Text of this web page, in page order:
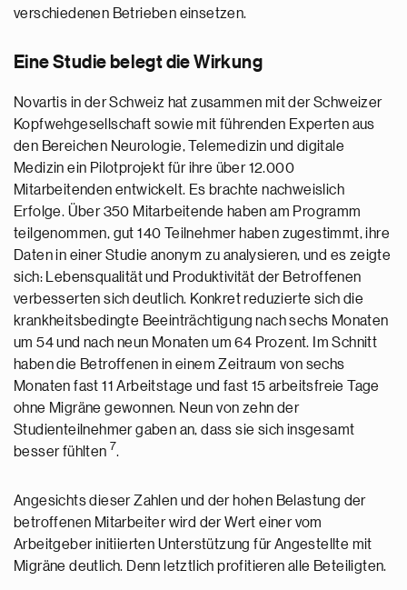
verschiedenen Betrieben einsetzen.
Eine Studie belegt die Wirkung
Novartis in der Schweiz hat zusammen mit der Schweizer
Kopfwehgesellschaft sowie mit führenden Experten aus
den Bereichen Neurologie, Telemedizin und digitale
Medizin ein Pilotprojekt für ihre über 12.000
Mitarbeitenden entwickelt. Es brachte nachweislich
Erfolge. Über 350 Mitarbeitende haben am Programm
teilgenommen, gut 140 Teilnehmer haben zugestimmt, ihre
Daten in einer Studie anonym zu analysieren, und es zeigte
sich: Lebensqualität und Produktivität der Betroffenen
verbesserten sich deutlich. Konkret reduzierte sich die
krankheitsbedingte Beeinträchtigung nach sechs Monaten
um 54 und nach neun Monaten um 64 Prozent. Im Schnitt
haben die Betroffenen in einem Zeitraum von sechs
Monaten fast 11 Arbeitstage und fast 15 arbeitsfreie Tage
ohne Migräne gewonnen. Neun von zehn der
Studienteilnehmer gaben an, dass sie sich insgesamt
besser fühlten 7.
Angesichts dieser Zahlen und der hohen Belastung der
betroffenen Mitarbeiter wird der Wert einer vom
Arbeitgeber initiierten Unterstützung für Angestellte mit
Migräne deutlich. Denn letztlich profitieren alle Beteiligten.